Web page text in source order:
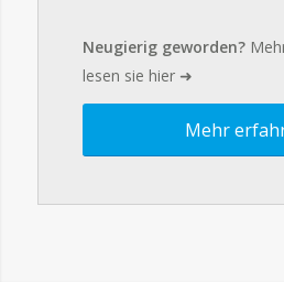
Neugierig geworden?
lesen sie hier ➜
Mehr